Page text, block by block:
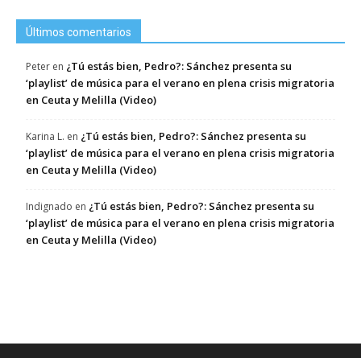
Últimos comentarios
Peter en ¿Tú estás bien, Pedro?: Sánchez presenta su
‘playlist’ de música para el verano en plena crisis migratoria
en Ceuta y Melilla (Video)
Karina L. en ¿Tú estás bien, Pedro?: Sánchez presenta su
‘playlist’ de música para el verano en plena crisis migratoria
en Ceuta y Melilla (Video)
Indignado en ¿Tú estás bien, Pedro?: Sánchez presenta su
‘playlist’ de música para el verano en plena crisis migratoria
en Ceuta y Melilla (Video)